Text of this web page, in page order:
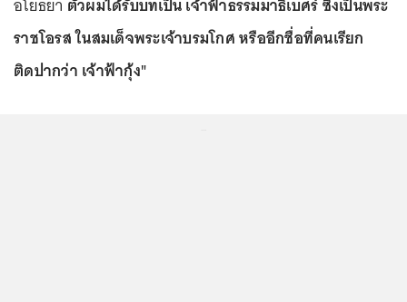
อโยธยา ตัวผมได้รับบทเป็น เจ้าฟ้าธรรมมาธิเบศร์ ซึ่งเป็นพระ
ราชโอรส ในสมเด็จพระเจ้าบรมโกศ หรืออีกชื่อที่คนเรียก
ติดปากว่า เจ้าฟ้ากุ้ง"